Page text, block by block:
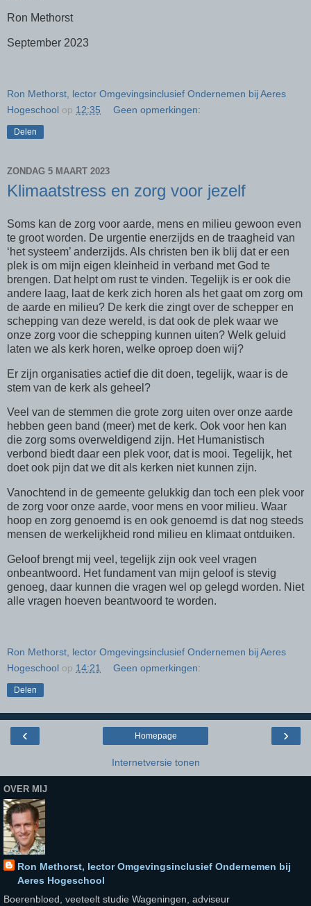
Ron Methorst
September 2023
Ron Methorst, lector Omgevingsinclusief Ondernemen bij Aeres
Hogeschool op 12:35 Geen opmerkingen:
Delen
ZONDAG 5 MAART 2023
Klimaatstress en zorg voor jezelf
Soms kan de zorg voor aarde, mens en milieu gewoon even
te groot worden. De urgentie enerzijds en de traagheid van
‘het systeem’ anderzijds. Als christen ben ik blij dat er een
plek is om mijn eigen kleinheid in verband met God te
brengen. Dat helpt om rust te vinden. Tegelijk is er ook die
andere laag, laat de kerk zich horen als het gaat om zorg om
de aarde en milieu? De kerk die zingt over de schepper en
schepping van deze wereld, is dat ook de plek waar we
onze zorg voor die schepping kunnen uiten? Welk geluid
laten we als kerk horen, welke oproep doen wij?
Er zijn organisaties actief die dit doen, tegelijk, waar is de
stem van de kerk als geheel?
Veel van de stemmen die grote zorg uiten over onze aarde
hebben geen band (meer) met de kerk. Ook voor hen kan
die zorg soms overweldigend zijn. Het Humanistisch
verbond biedt daar een plek voor, dat is mooi. Tegelijk, het
doet ook pijn dat we dit als kerken niet kunnen zijn.
Vanochtend in de gemeente gelukkig dan toch een plek voor
de zorg voor onze aarde, voor mens en voor milieu. Waar
hoop en zorg genoemd is en ook genoemd is dat nog steeds
mensen de werkelijkheid rond milieu en klimaat ontduiken.
Geloof brengt mij veel, tegelijk zijn ook veel vragen
onbeantwoord. Het fundament van mijn geloof is stevig
genoeg, daar kunnen die vragen wel op gelegd worden. Niet
alle vragen hoeven beantwoord te worden.
Ron Methorst, lector Omgevingsinclusief Ondernemen bij Aeres
Hogeschool op 14:21 Geen opmerkingen:
Delen
‹ ›
Homepage
Internetversie tonen
OVER MIJ
Ron Methorst, lector Omgevingsinclusief Ondernemen bij
Aeres Hogeschool
Boerenbloed, veeteelt studie Wageningen, adviseur